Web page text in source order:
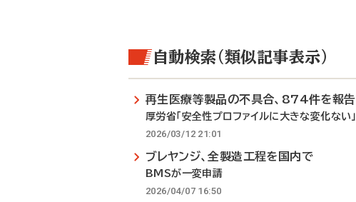
自動検索（類似記事表示）
再生医療等製品の不具合、874件を報告
厚労省「安全性プロファイルに大きな変化ない」
2026/03/12 21:01
ブレヤンジ、全製造工程を国内で
BMSが一変申請
2026/04/07 16:50